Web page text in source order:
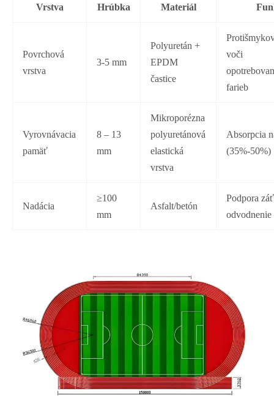
Vrstva Hrúbka Materiál
Povrchová
vrstva
3-5 mm
Polyuretán +
EPDM
častice
voči
farieb
Vyrovnávacia
pamäť
8 – 13
mm
Mikroporézna
polyuretánová
elastická
vrstva
Absorpcia
(35%-50%)
Nadácia
≥100
mm
Asfalt/betón
Podpora
odvodnenie